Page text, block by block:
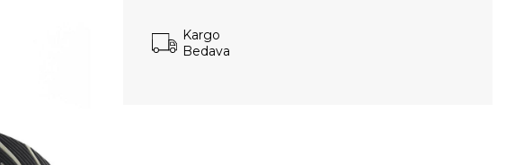
Kargo
Bedava